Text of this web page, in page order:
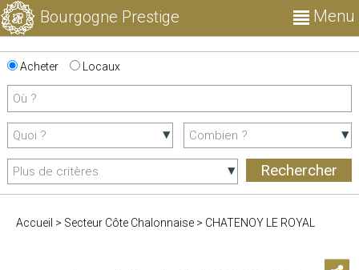
Bourgogne Prestige Menu
Acheter Locaux
Accueil > Secteur Côte Chalonnaise > CHATENOY LE ROYAL